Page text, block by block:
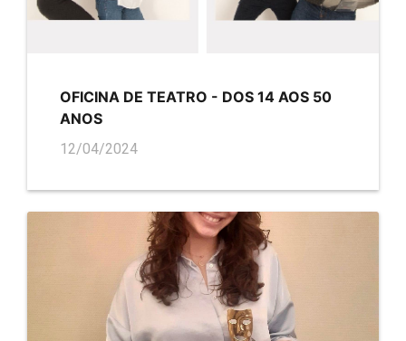
OFICINA DE TEATRO - DOS 14 AOS 50
ANOS
12/04/2024